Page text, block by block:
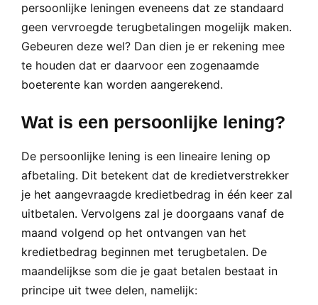
persoonlijke leningen eveneens dat ze standaard
geen vervroegde terugbetalingen mogelijk maken.
Gebeuren deze wel? Dan dien je er rekening mee
te houden dat er daarvoor een zogenaamde
boeterente kan worden aangerekend.
Wat is een persoonlijke lening?
De persoonlijke lening is een lineaire lening op
afbetaling. Dit betekent dat de kredietverstrekker
je het aangevraagde kredietbedrag in één keer zal
uitbetalen. Vervolgens zal je doorgaans vanaf de
maand volgend op het ontvangen van het
kredietbedrag beginnen met terugbetalen. De
maandelijkse som die je gaat betalen bestaat in
principe uit twee delen, namelijk: